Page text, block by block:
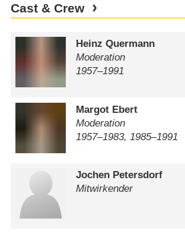
Cast & Crew
Heinz Quermann
Moderation
1957⁠–⁠1991
Margot Ebert
Moderation
1957⁠–⁠1983, 1985⁠–⁠1991
Jochen Petersdorf
Mitwirkender